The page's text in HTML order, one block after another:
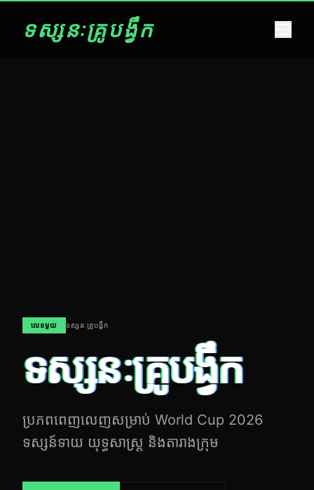
ទស្សនៈគ្រូបង្វឹក
លេខមួយ ទស្សនៈគ្រូបង្វឹក
ទស្សនៈគ្រូបង្វឹក
ប្រភពពេញលេញសម្រាប់ World Cup 2026
ទស្សន៍ទាយ យុទ្ធសាស្ត្រ និងតារាងក្រុម